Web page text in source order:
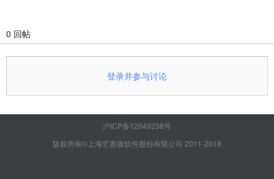
0 回帖
登录并参与讨论
沪ICP备12049238号
版权所有©上海艺赛旗软件股份有限公司 2011-2018